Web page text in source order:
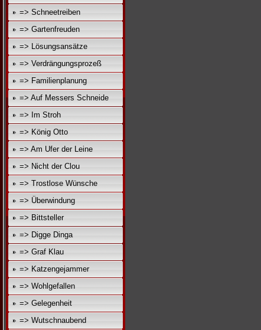
=> Schneetreiben
=> Gartenfreuden
=> Lösungsansätze
=> Verdrängungsprozeß
=> Familienplanung
=> Auf Messers Schneide
=> Im Stroh
=> König Otto
=> Am Ufer der Leine
=> Nicht der Clou
=> Trostlose Wünsche
=> Überwindung
=> Bittsteller
=> Digge Dinga
=> Graf Klau
=> Katzengejammer
=> Wohlgefallen
=> Gelegenheit
=> Wutschnaubend